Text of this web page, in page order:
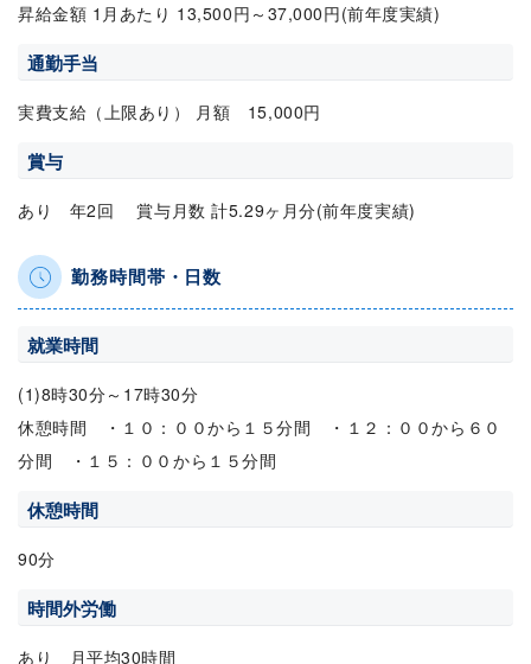
昇給金額 1月あたり 13,500円～37,000円(前年度実績)
通勤手当
実費支給（上限あり） 月額 15,000円
賞与
あり 年2回 賞与月数 計5.29ヶ月分(前年度実績)
勤務時間帯・日数
就業時間
(1)8時30分～17時30分
休憩時間 ・１０：００から１５分間 ・１２：００から６０
分間 ・１５：００から１５分間
休憩時間
90分
時間外労働
あり 月平均30時間